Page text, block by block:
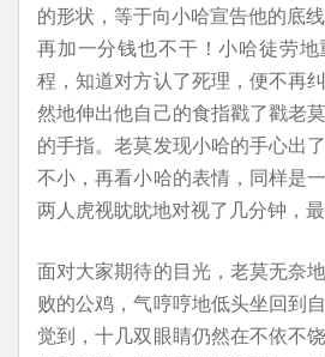
的形状，等于向小哈宣告他的底
再加一分钱也不干！小哈徒劳
程，知道对方认了死理，便不再
然地伸出他自己的食指戳了戳老
的手指。老莫发现小哈的手心出
不小，再看小哈的表情，同样是
两人虎视眈眈地对视了几分钟，
面对大家期待的目光，老莫无奈
败的公鸡，气哼哼地低头坐回到
觉到，十几双眼睛仍然在不依不